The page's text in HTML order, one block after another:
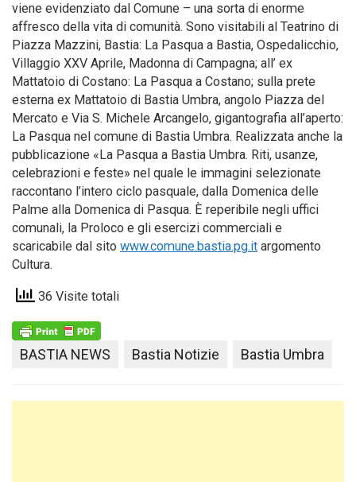
viene evidenziato dal Comune – una sorta di enorme
affresco della vita di comunità. Sono visitabili al Teatrino di
Piazza Mazzini, Bastia: La Pasqua a Bastia, Ospedalicchio,
Villaggio XXV Aprile, Madonna di Campagna; all’ ex
Mattatoio di Costano: La Pasqua a Costano; sulla prete
esterna ex Mattatoio di Bastia Umbra, angolo Piazza del
Mercato e Via S. Michele Arcangelo, gigantografia all’aperto:
La Pasqua nel comune di Bastia Umbra. Realizzata anche la
pubblicazione «La Pasqua a Bastia Umbra. Riti, usanze,
celebrazioni e feste» nel quale le immagini selezionate
raccontano l’intero ciclo pasquale, dalla Domenica delle
Palme alla Domenica di Pasqua. È reperibile negli uffici
comunali, la Proloco e gli esercizi commerciali e
scaricabile dal sito www.comune.bastia.pg.it argomento
Cultura.
36 Visite totali
BASTIA NEWS Bastia Notizie Bastia Umbra